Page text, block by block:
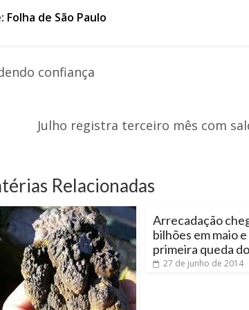
Folha de São Paulo
confiança
Julho registra terceiro mês com
Relacionadas
Arrecadação
bilhões em maio
primeira queda
27 de junho de 2014